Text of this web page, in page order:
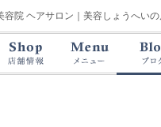
容院 ヘアサロン｜美容しょうへい